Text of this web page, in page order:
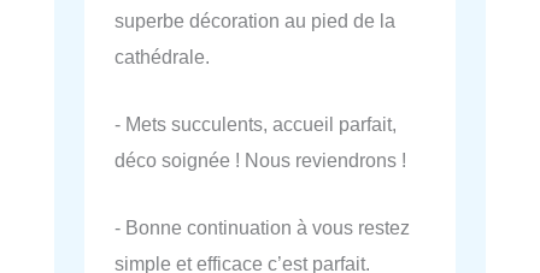
superbe décoration au pied de la
cathédrale.
- Mets succulents, accueil parfait,
déco soignée ! Nous reviendrons !
- Bonne continuation à vous restez
simple et efficace c’est parfait.